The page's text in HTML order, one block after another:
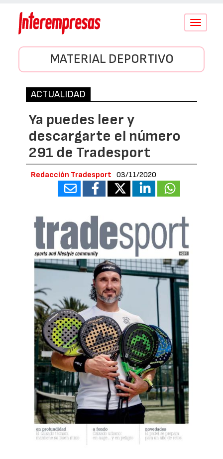
Conmutar
MATERIAL DEPORTIVO
ACTUALIDAD
Ya puedes leer y
descargarte el número
291 de Tradesport
Redacción Tradesport 03/11/2020